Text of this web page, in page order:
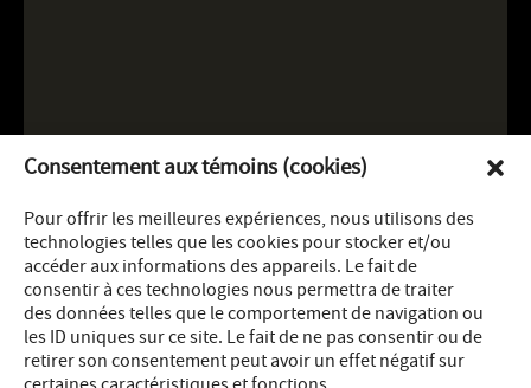
Consentement aux témoins (cookies)
Pour offrir les meilleures expériences, nous utilisons des
technologies telles que les cookies pour stocker et/ou
accéder aux informations des appareils. Le fait de
consentir à ces technologies nous permettra de traiter
des données telles que le comportement de navigation ou
les ID uniques sur ce site. Le fait de ne pas consentir ou de
retirer son consentement peut avoir un effet négatif sur